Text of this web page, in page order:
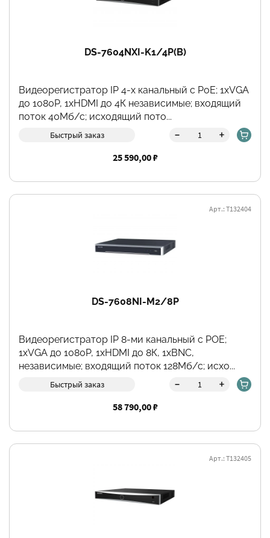
DS-7604NXI-K1/4P(B)
Видеорегистратор IP 4-х канальный с PоE; 1хVGA
до 1080Р, 1хHDMI до 4К независимые; входящий
поток 40Мб/с; исходящий пото...
Быстрый заказ - +
25 590,00 ₽
DS-7608NI-M2/8P
Арт.: Т132404
Видеорегистратор IP 8-ми канальный с POE;
1хVGA до 1080Р, 1хHDMI до 8К, 1хBNC,
независимые; входящий поток 128Мб/с; исхо...
Быстрый заказ - +
58 790,00 ₽
Арт.: Т132405